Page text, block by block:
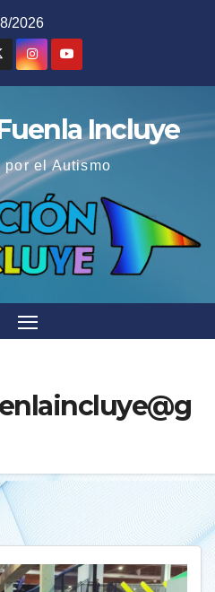
2026
Incluye
por el Autismo